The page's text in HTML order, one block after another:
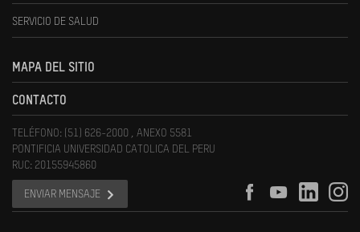
SERVICIO DE SALUD
MAPA DEL SITIO
CONTACTO
TELÉFONO: (51) 626-2000 , ANEXO 5581
PONTIFICIA UNIVERSIDAD CATOLICA DEL PERU
RUC: 20155945860
ENVIAR MENSAJE